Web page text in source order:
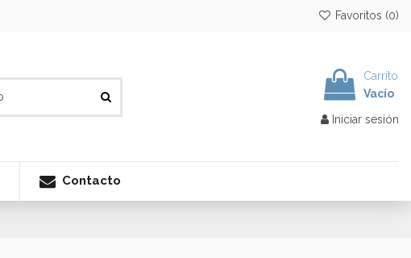
Favoritos (0)
Carrito
Vacío
Iniciar sesión
Contacto